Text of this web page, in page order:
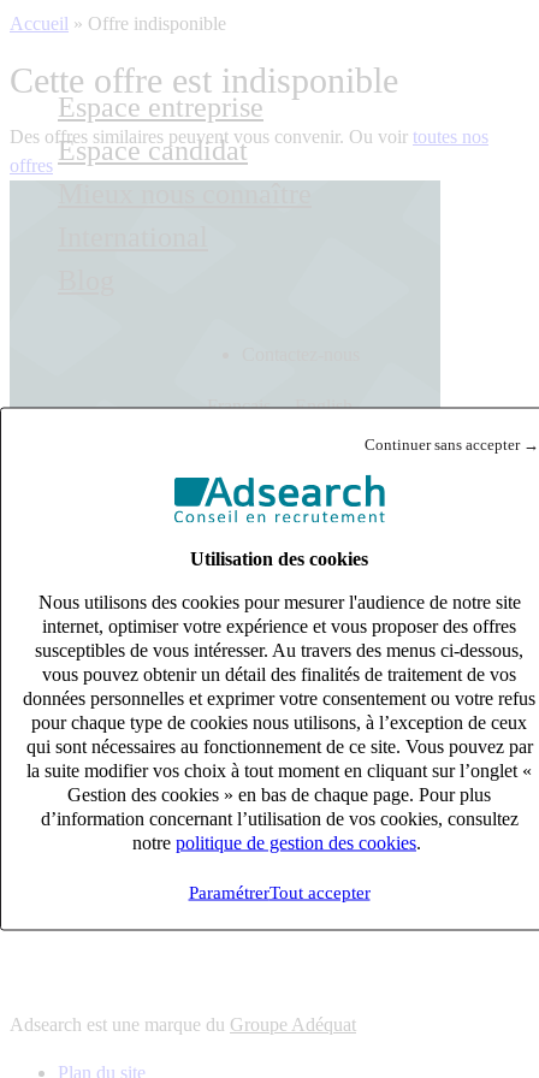
Continuer sans accepter →
Utilisation des cookies
Nous utilisons des cookies pour mesurer l'audience de notre site
internet, optimiser votre expérience et vous proposer des offres
susceptibles de vous intéresser. Au travers des menus ci-dessous,
vous pouvez obtenir un détail des finalités de traitement de vos
données personnelles et exprimer votre consentement ou votre refus
pour chaque type de cookies nous utilisons, à l’exception de ceux
qui sont nécessaires au fonctionnement de ce site. Vous pouvez par
la suite modifier vos choix à tout moment en cliquant sur l’onglet «
Gestion des cookies » en bas de chaque page. Pour plus
d’information concernant l’utilisation de vos cookies, consultez
notre politique de gestion des cookies
ParamétrerTout accepter
Espace entreprise
Espace candidat
Français English
Accueil » Offre indisponible
Cette offre est indisponible
Des offres similaires peuvent vous convenir. Ou voir toutes nos
offres
s'adapter à vos besoin en recrutement
10 univers
connaître votre secteur et ses enjeux
12 bureaux en France
proximité avec nos clients et nos talents
6 solutions
s'adapter à vos besoin en recrutement
10 univers
connaître votre secteur et ses enjeux
proximité avec nos clients et nos talents
Adsearch est une marque du Groupe Adéquat
Plan du site